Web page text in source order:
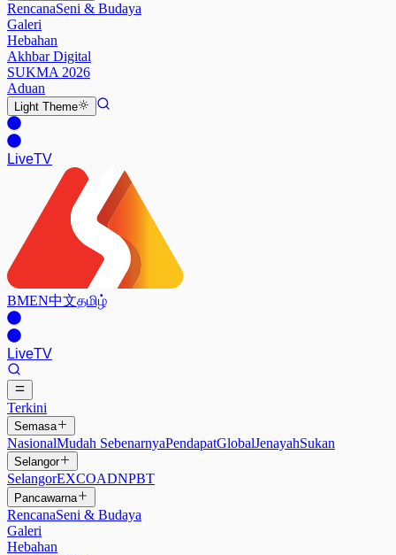
RencanaSeni & Budaya
Galeri
Hebahan
Akhbar Digital
SUKMA 2026
Aduan
Light Theme
LiveTV
BMEN中文தமிழ்
LiveTV
Terkini
Semasa
NasionalMudah SebenarnyaPendapatGlobalJenayahSukan
Selangor
SelangorEXCOADNPBT
Pancawarna
RencanaSeni & Budaya
Galeri
Hebahan